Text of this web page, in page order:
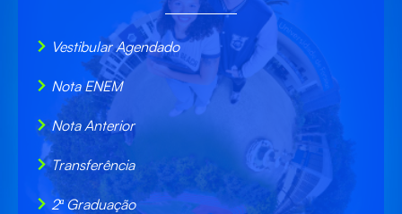
Vestibular Agendado
Nota ENEM
Nota Anterior
Transferência
2ª Graduação